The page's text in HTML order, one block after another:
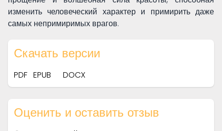
изменить человеческий характер и примирить даже
самых непримиримых врагов.
Скачать версии
PDF EPUB DOCX
Оценить и оставить отзыв